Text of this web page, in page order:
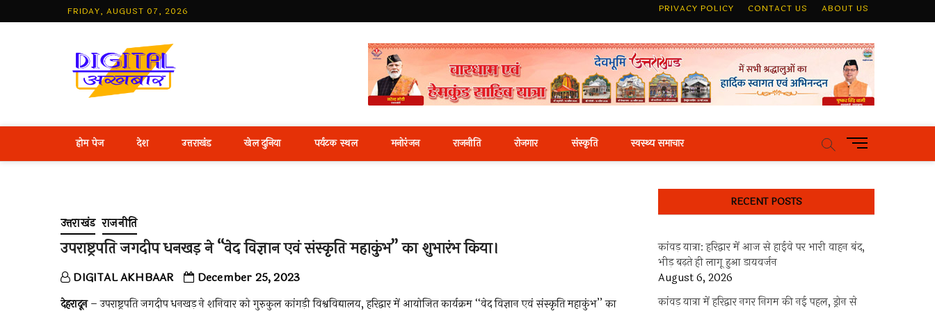
to
FRIDAY, AUGUST 07, 2026 PRIVACY POLICY CONTACT US ABOUT US
Best Hindi News Portal
होम पेज देश उत्तराखंड खेल दुनिया पर्यटक स्थल मनोरंजन राजनीति रोजगार संस्कृति स्वस्थ्य समाचार
M
e
u
u
t
उत्तराखंड राजनीति
उपराष्ट्रपति जगदीप धनखड़ ने ‘‘वेद विज्ञान एवं संस्कृति महाकुंभ’’ का शुभारंभ किया।
DIGITAL AKHBAAR December 25, 2023
देहरादून– उपराष्ट्रपति जगदीप धनखड़ ने शनिवार को गुरुकुल कांगड़ी विश्वविद्यालय, हरिद्वार में आयोजित कार्यक्रम ‘‘वेद विज्ञान एवं संस्कृति महाकुंभ’’ का
RECENT POSTS
कांवड़ यात्रा: हरिद्वार में आज से हाईवे पर भारी वाहन बंद,
भीड़ बढ़ते ही लागू हुआ डायवर्जन
August 6, 2026
कांवड़ यात्रा में हरिद्वार नगर निगम की नई पहल, ड्रोन से